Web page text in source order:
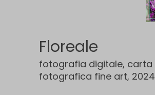
Floreale
fotografia digitale, carta
fotografica fine art, 2024